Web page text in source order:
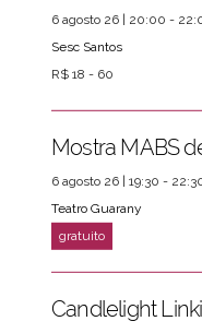
6 agosto 26 | 20:00 -
Sesc Santos
R$ 18 - 60
Mostra MABS
6 agosto 26 | 19:30 -
Teatro Guarany
Candlelight